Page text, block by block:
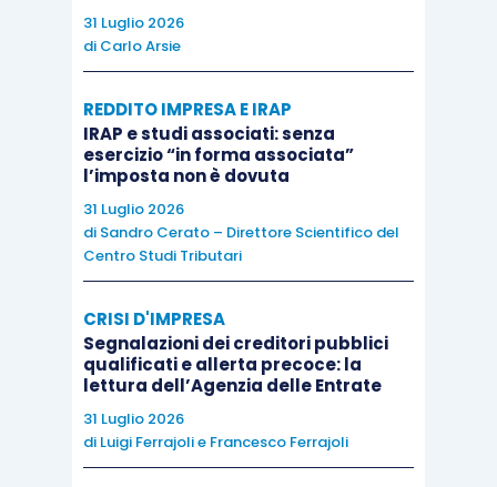
certezza la riconducibilità al cessionario della
firma apposta sul documento
Per quanto riguarda le cessioni con trasportatore
incaricato dal cedente, invece,il Regolamento
non prevede come obbligatoria la dichiarazione
di ricezione della merce
due documenti, rilasciati da parte di due soggetti
indipendenti dal cedente, dal cessionario e tra di
loro, di cui almeno uno deve essere relativo al
trasporto. Tra i documenti relativi al trasporto
sono citati lafattura dello spedizioniere
, mentre tra gli altri documenti
troviamo ad esempio idocumenti bancari
attestanti il pagamento del trasporto o della
31 Luglio 2026
di Carlo Arsie
REDDITO IMPRESA E IRAP
IRAP e studi associati: senza
esercizio “in forma associata”
l’imposta non è dovuta
31 Luglio 2026
di Sandro Cerato – Direttore Scientifico del
Centro Studi Tributari
CRISI D'IMPRESA
Segnalazioni dei creditori pubblici
qualificati e allerta precoce: la
lettura dell’Agenzia delle Entrate
31 Luglio 2026
di Luigi Ferrajolie Francesco Ferrajoli